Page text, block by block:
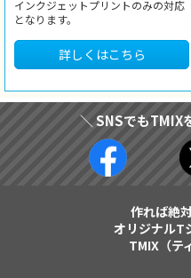
インクジェットプリントのみの対応
となります。
詳しくはこちら
＼ SNSでもTMIX
作れば絶
オリジナルT
TMIX（テ